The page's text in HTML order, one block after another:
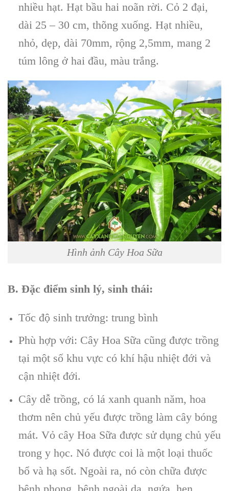
nhiều hạt. Hạt bầu hai noãn rời. Cỏ 2 đại,
dài 25 – 30 cm, thõng xuống. Hạt nhiều,
nhỏ, dẹp, dài 70mm, rộng 2,5mm, mang 2
túm lông ở hai đầu, màu trắng.
Hình ảnh Cây Hoa Sữa
B. Đặc điểm sinh lý, sinh thái:
Tốc độ sinh trưởng: trung bình
Phù hợp với: Cây Hoa Sữa cũng được trồng
tại một số khu vực có khí hậu nhiệt đới và
cận nhiệt đới.
Cây dễ trồng, có lá xanh quanh năm, hoa
thơm nên chủ yếu được trồng làm cây bóng
mát. Vỏ cây Hoa Sữa được sử dụng chủ yếu
trong y học. Nó được coi là một loại thuốc
bổ và hạ sốt. Ngoài ra, nó còn chữa được